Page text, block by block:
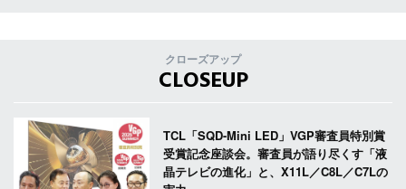
クローズアップ
CLOSEUP
TCL「SQD-Mini LED」VGP審査員特別賞
受賞記念座談会。審査員が語り尽くす「液
晶テレビの進化」と、X11L／C8L／C7Lの